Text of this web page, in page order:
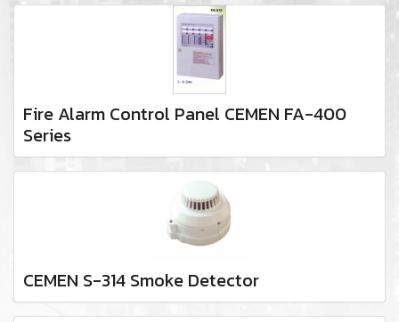
Fire Alarm Control Panel CEMEN FA-400
Series
CEMEN S-314 Smoke Detector